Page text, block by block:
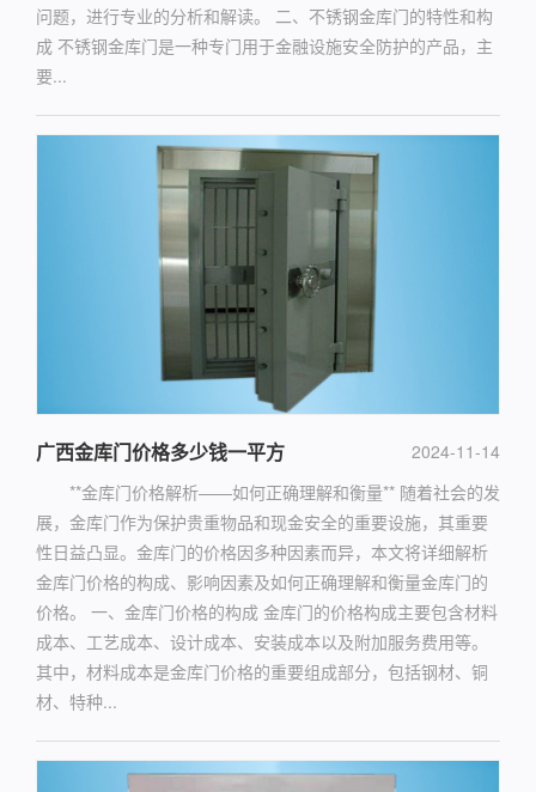
问题，进行专业的分析和解读。 二、不锈钢金库门的特性和构
成 不锈钢金库门是一种专门用于金融设施安全防护的产品，主
要...
2024-11-14
广西金库门价格多少钱一平方
**金库门价格解析——如何正确理解和衡量** 随着社会的发
展，金库门作为保护贵重物品和现金安全的重要设施，其重要
性日益凸显。金库门的价格因多种因素而异，本文将详细解析
金库门价格的构成、影响因素及如何正确理解和衡量金库门的
价格。 一、金库门价格的构成 金库门的价格构成主要包含材料
成本、工艺成本、设计成本、安装成本以及附加服务费用等。
其中，材料成本是金库门价格的重要组成部分，包括钢材、铜
材、特种...